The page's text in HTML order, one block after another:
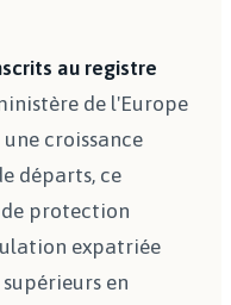
au registre
de l'Europe
croissance
départs, ce
protection
expatriée
en